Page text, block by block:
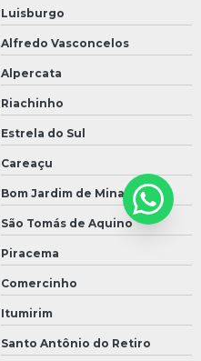
Luisburgo
Alfredo Vasconcelos
Alpercata
Riachinho
Estrela do Sul
Careaçu
Bom Jardim de Minas
São Tomás de Aquino
Piracema
Comercinho
Itumirim
Santo Antônio do Retiro